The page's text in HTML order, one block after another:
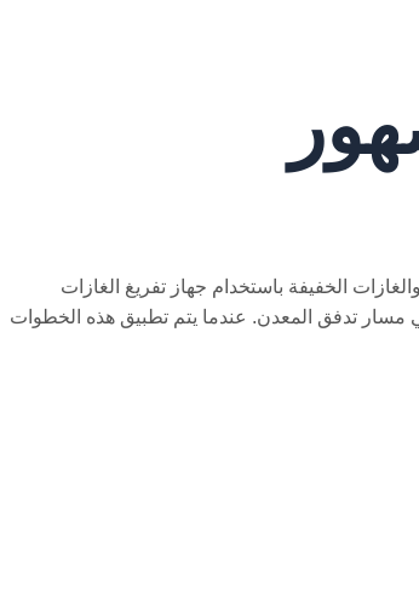
الخفيفة باستخدام جهاز تفريغ الغازات
مسار تدفق المعدن. عندما يتم تطبيق هذه الخطوات